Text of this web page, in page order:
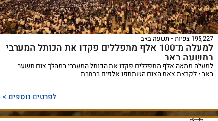
195,227 צפיות תשעה באב
למעלה מ־100 אלף מתפללים פקדו את הכותל המערבי
בתשעה באב
למעלה ממאה אלף מתפללים פקדו את הכותל המערבי במהלך צום תשעה
באב • לקראת צאת הצום השתתפו אלפים ברחבת
לפרטים נוספים >